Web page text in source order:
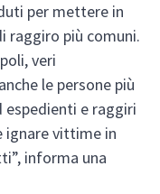
per mettere in
raggiro più comuni.
veri
le persone più
espedienti e raggiri
ignare vittime in
informa una